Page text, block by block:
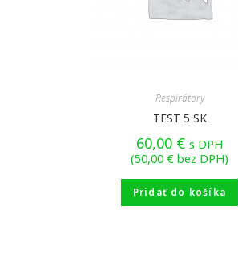
Respirátory
TEST 5 SK
60,00 € s DPH
(50,00 € bez DPH)
Pridať do košíka